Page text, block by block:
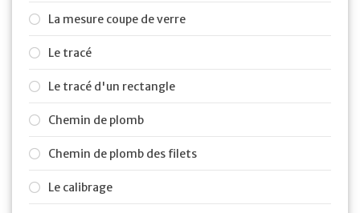
La mesure coupe de verre
Le tracé
Le tracé d'un rectangle
Chemin de plomb
Chemin de plomb des filets
Le calibrage